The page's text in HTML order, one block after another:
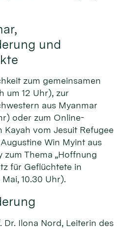
und
zum gemeinsamen
um 12 Uhr), zur
aus Myanmar
oder zum Online-
Kayah vom Jesuit Refugee
Win Myint aus
zum Thema „Hoffnung
für Geflüchtete in
10.30 Uhr).
Dr. Ilona Nord, Leiterin des